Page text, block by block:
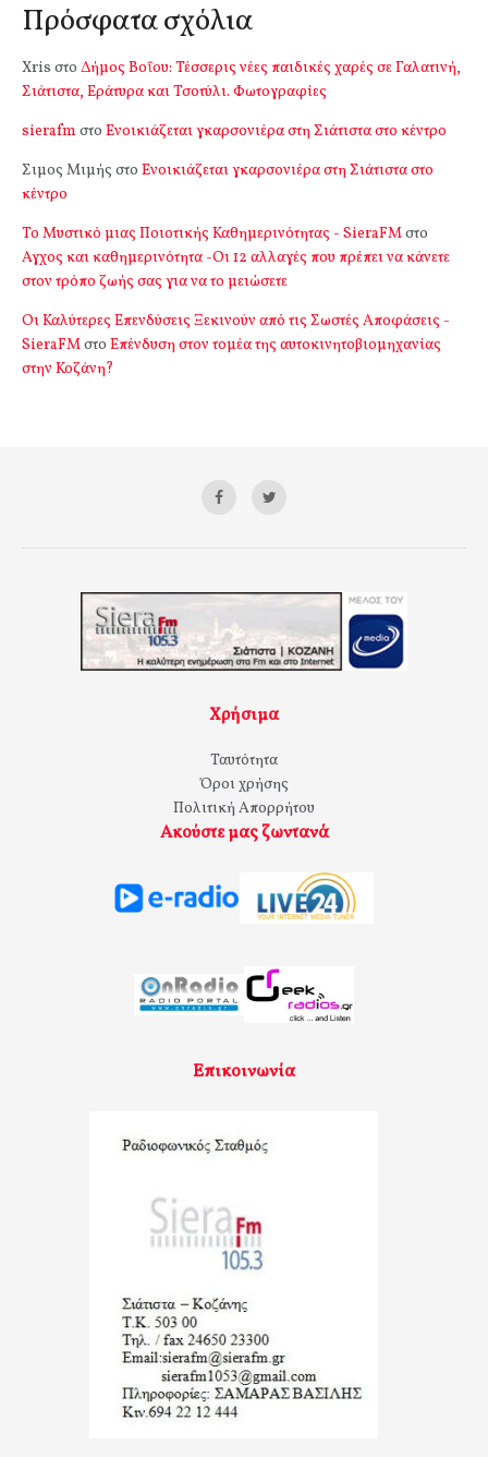
Πρόσφατα σχόλια
Xris στο Δήμος Βοΐου: Τέσσερις νέες παιδικές χαρές σε Γαλατινή,
Σιάτιστα, Εράτυρα και Τσοτύλι. Φωτογραφίες
sierafm στο Ενοικιάζεται γκαρσονιέρα στη Σιάτιστα στο κέντρο
Σιμος Μιμής στο Ενοικιάζεται γκαρσονιέρα στη Σιάτιστα στο
κέντρο
Το Μυστικό μιας Ποιοτικής Καθημερινότητας - SieraFMστο
Αγχος και καθημερινότητα -Οι 12 αλλαγές που πρέπει να κάνετε
στον τρόπο ζωής σας για να το μειώσετε
Οι Καλύτερες Επενδύσεις Ξεκινούν από τις Σωστές Αποφάσεις -
SieraFMστο Επένδυση στον τομέα της αυτοκινητοβιομηχανίας
στην Κοζάνη?
Χρήσιμα
Ταυτότητα
Όροι χρήσης
Πολιτική Απορρήτου
Ακούστε μας ζωντανά
Επικοινωνία